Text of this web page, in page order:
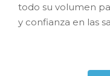
todo su volumen
y confianza en las